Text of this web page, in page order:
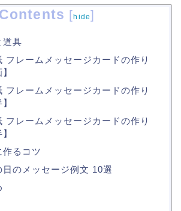
Contents [hide]
具
レームメッセージカードの作り
レームメッセージカードの作り
レームメッセージカードの作り
るコツ
のメッセージ例文 10選